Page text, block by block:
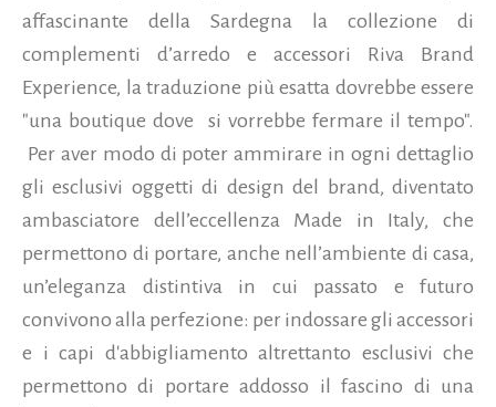
affascinante della Sardegna la collezione di
complementi d’arredo e accessori Riva Brand
Experience, la traduzione più esatta dovrebbe essere
"una boutique dove si vorrebbe fermare il tempo".
Per aver modo di poter ammirare in ogni dettaglio
gli esclusivi oggetti di design del brand, diventato
ambasciatore dell’eccellenza Made in Italy, che
permettono di portare, anche nell’ambiente di casa,
un’eleganza distintiva in cui passato e futuro
convivono alla perfezione: per indossare gli accessori
e i capi d'abbigliamento altrettanto esclusivi che
permettono di portare addosso il fascino di una